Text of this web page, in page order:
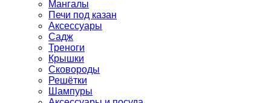
Мангалы
Печи под казан
Аксессуары
Садж
Треноги
Крышки
Сковороды
Решётки
Шампуры